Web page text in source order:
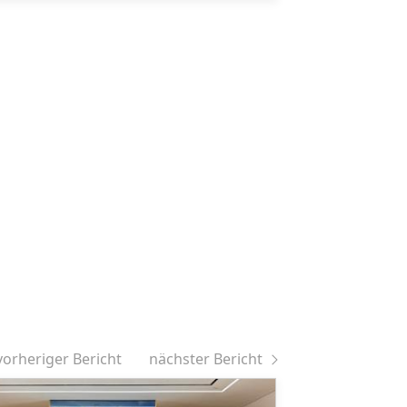
Bericht nächster Bericht